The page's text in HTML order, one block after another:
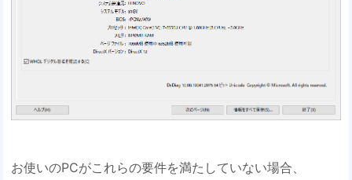
お使いのPCがこれらの要件を満たしていない場合、